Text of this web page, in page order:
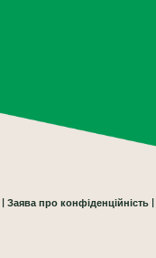
Заява про конфіденційність